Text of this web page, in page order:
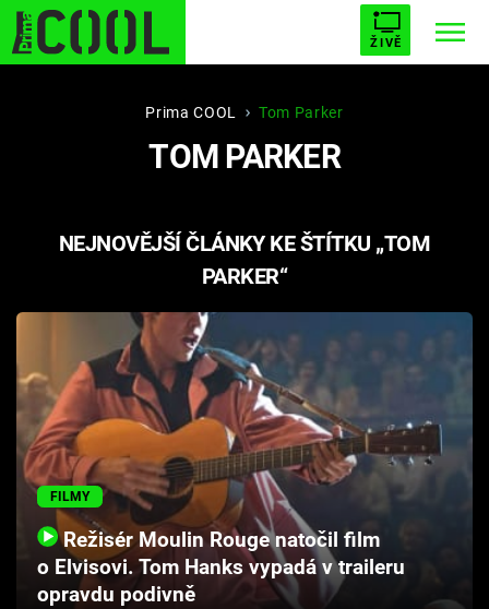
ŽIVĚ
STARHOUSE BUFFY, PŘEMOŽITELKA UPÍRŮ
PLNEJ KOTEL AVENGERS 5
Seriály
Hry
Cool Esport
Pořady
Prima COOL Tom Parker
TOM PARKER
NEJNOVĚJŠÍ ČLÁNKY KE ŠTÍTKU „TOM
PARKER“
FILMY
Režisér Moulin Rouge natočil film
o Elvisovi. Tom Hanks vypadá v traileru
opravdu podivně